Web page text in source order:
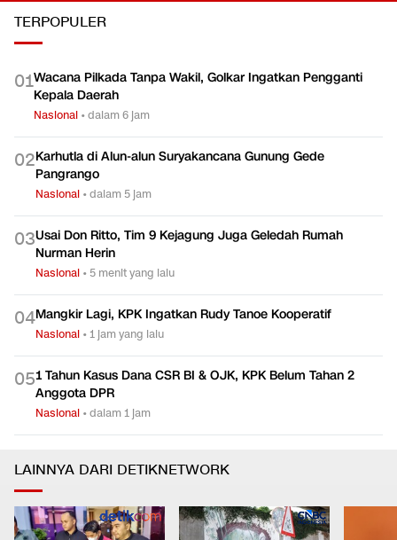
TERPOPULER
01Wacana Pilkada Tanpa Wakil, Golkar Ingatkan Pengganti
Kepala Daerah
Nasional •dalam 6 jam
02Karhutla di Alun-alun Suryakancana Gunung Gede
Pangrango
Nasional •dalam 5 jam
03Usai Don Ritto, Tim 9 Kejagung Juga Geledah Rumah
Nurman Herin
Nasional • 5 menit yang lalu
04Mangkir Lagi, KPK Ingatkan Rudy Tanoe Kooperatif
Nasional •1 jam yang lalu
051 Tahun Kasus Dana CSR BI & OJK, KPK Belum Tahan 2
Anggota DPR
Nasional •dalam 1 jam
LAINNYA DARI DETIKNETWORK